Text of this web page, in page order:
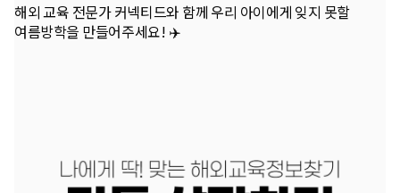
해외 교육 전문가 커넥티드와 함께 우리 아이에게 잊지 못할
여름방학을 만들어주세요! ✈️